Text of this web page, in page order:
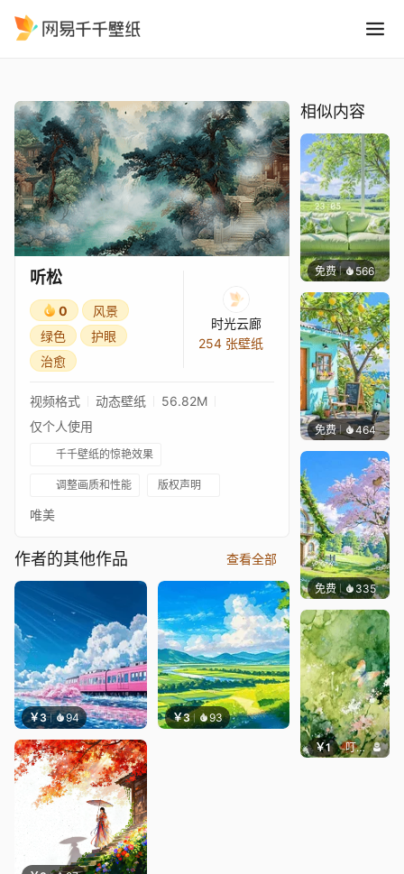
听松
0
风景
绿色
护眼
治愈
时光云廊
254 张壁纸
视频格式 动态壁纸
56.82M
仅个人使用
千千壁纸的惊艳效果
调整画质和性能 版权声明
唯美
作者的其他作品 查看全部
￥3 94 ￥3 93
相似内容
免费 566豆子
免费 464豆子
免费 335豆子
￥1 叮叮当当